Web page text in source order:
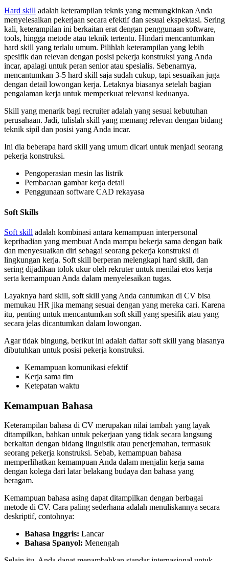
Hard skill adalah keterampilan teknis yang memungkinkan Anda
menyelesaikan pekerjaan secara efektif dan sesuai ekspektasi. Sering
kali, keterampilan ini berkaitan erat dengan penggunaan software,
tools, hingga metode atau teknik tertentu. Hindari mencantumkan
hard skill yang terlalu umum. Pilihlah keterampilan yang lebih
spesifik dan relevan dengan posisi pekerja konstruksi yang Anda
incar, apalagi untuk peran senior atau spesialis. Sebenarnya,
mencantumkan 3-5 hard skill saja sudah cukup, tapi sesuaikan juga
dengan detail lowongan kerja. Letaknya biasanya setelah bagian
pengalaman kerja untuk memperkuat relevansi keduanya.
Skill yang menarik bagi recruiter adalah yang sesuai kebutuhan
perusahaan. Jadi, tulislah skill yang memang relevan dengan bidang
teknik sipil dan posisi yang Anda incar.
Ini dia beberapa hard skill yang umum dicari untuk menjadi seorang
pekerja konstruksi.
Pengoperasian mesin las listrik
Pembacaan gambar kerja detail
Penggunaan software CAD rekayasa
Soft Skills
Soft skill adalah kombinasi antara kemampuan interpersonal
kepribadian yang membuat Anda mampu bekerja sama dengan baik
dan menyesuaikan diri sebagai seorang pekerja konstruksi di
lingkungan kerja. Soft skill berperan melengkapi hard skill, dan
sering dijadikan tolok ukur oleh rekruter untuk menilai etos kerja
serta kemampuan Anda dalam menyelesaikan tugas.
Layaknya hard skill, soft skill yang Anda cantumkan di CV bisa
memukau HR jika memang sesuai dengan yang mereka cari. Karena
itu, penting untuk mencantumkan soft skill yang spesifik atau yang
secara jelas dicantumkan dalam lowongan.
Agar tidak bingung, berikut ini adalah daftar soft skill yang biasanya
dibutuhkan untuk posisi pekerja konstruksi.
Kemampuan komunikasi efektif
Kerja sama tim
Ketepatan waktu
Kemampuan Bahasa
Keterampilan bahasa di CV merupakan nilai tambah yang layak
ditampilkan, bahkan untuk pekerjaan yang tidak secara langsung
berkaitan dengan bidang linguistik atau penerjemahan, termasuk
seorang pekerja konstruksi. Sebab, kemampuan bahasa
memperlihatkan kemampuan Anda dalam menjalin kerja sama
dengan kolega dari latar belakang budaya dan bahasa yang
beragam.
Kemampuan bahasa asing dapat ditampilkan dengan berbagai
metode di CV. Cara paling sederhana adalah menuliskannya secara
deskriptif, contohnya:
Bahasa Inggris: Lancar
Bahasa Spanyol: Menengah